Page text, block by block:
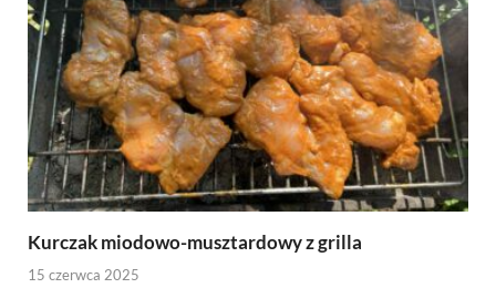
Kurczak miodowo-musztardowy z grilla
15 czerwca 2025